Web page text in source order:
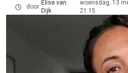
door
Elise van
Dijk
woensdag, 13
21:15